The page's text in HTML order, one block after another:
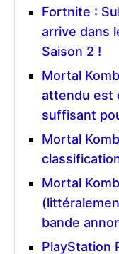
Fortnite :
arrive dans
Saison 2 !
Mortal
attendu est
suffisant
Mortal
Mortal
bande
PlayStation